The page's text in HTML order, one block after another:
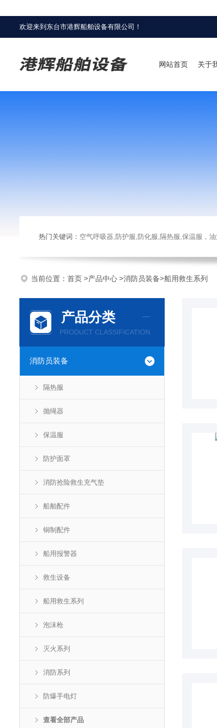
欢迎来到 东台市港辉船舶设备有限公司 ！
网站首页 关于
热门关键词： 空气呼吸器,防护服,防化服,隔热服,保温服，
当前位置： 首页 >产品中心 >消防员装备>船用救生系列
产品分类
PRODUCT CLASSIFICATION
消防员装备
隔热服
抛绳器
保温服
防护面罩
消防抢险救生充气垫
船舶配件
铜制配件
船用报警器
救生设备
船用救生系列
泡沫枪
灭火系列
消防系列
防爆手电灯
查看全部产品